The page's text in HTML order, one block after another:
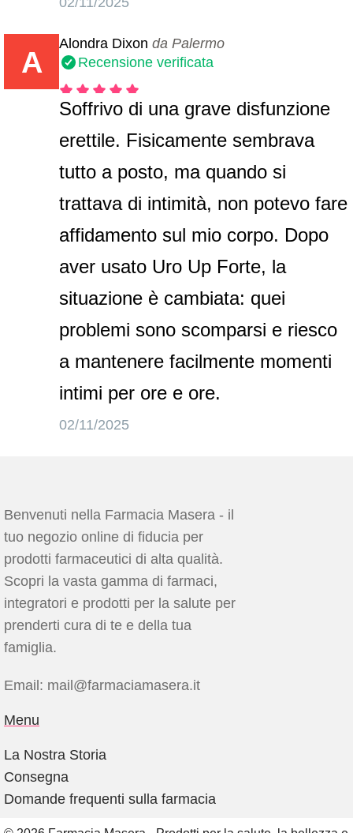
A
Alondra Dixon da Palermo
Recensione verificata
Soffrivo di una grave disfunzione
erettile. Fisicamente sembrava
tutto a posto, ma quando si
trattava di intimità, non potevo fare
affidamento sul mio corpo. Dopo
aver usato Uro Up Forte, la
situazione è cambiata: quei
problemi sono scomparsi e riesco
a mantenere facilmente momenti
intimi per ore e ore.
02/11/2025
Benvenuti nella Farmacia Masera - il
tuo negozio online di fiducia per
prodotti farmaceutici di alta qualità.
Scopri la vasta gamma di farmaci,
integratori e prodotti per la salute per
prenderti cura di te e della tua
famiglia.
Email: mail@farmaciamasera.it
Menu
La Nostra Storia
Consegna
Domande frequenti sulla farmacia